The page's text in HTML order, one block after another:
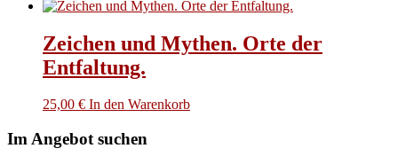
Zeichen und Mythen. Orte der
Entfaltung.
25,00 € In den Warenkorb
Im Angebot suchen